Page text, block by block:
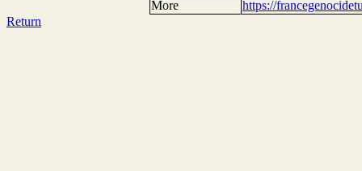
More
https://
Return